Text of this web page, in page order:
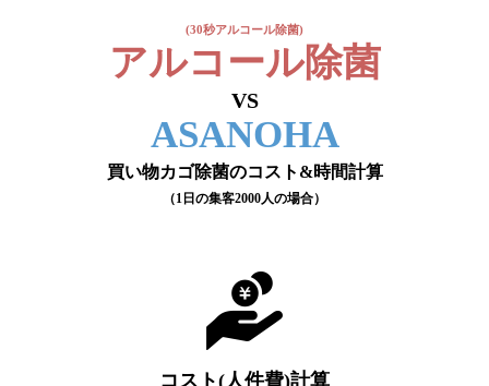
アルコール除菌
(30秒アルコール除菌)
VS
ASANOHA
買い物カゴ除菌のコスト&時間計算
（1日の集客2000人の場合）
コスト(人件費)計算